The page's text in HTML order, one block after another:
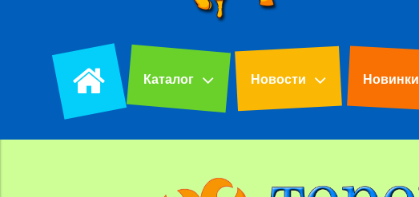
Каталог Новости Новинки